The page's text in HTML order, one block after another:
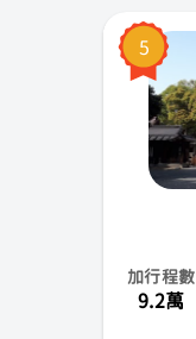
5
加行程數
9.2萬